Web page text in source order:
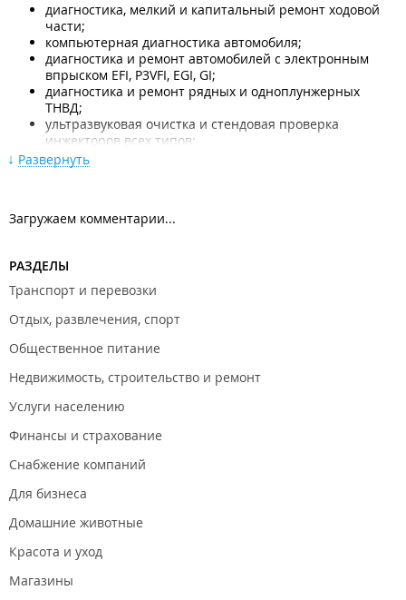
диагностика, мелкий и капитальный ремонт ходовой
части;
компьютерная диагностика автомобиля;
диагностика и ремонт автомобилей с электронным
впрыском EFI, P3VFI, EGI, GI;
диагностика и ремонт рядных и одноплунжерных
ТНВД;
ультразвуковая очистка и стендовая проверка
инжекторов всех типов;
ремонт бензиновых и дизельных двигателей;
диагностика, мелкий и капитальный ремонт ходовой
замена ремней ГРМ и ремней навесного
ремонт генераторов, стартеров, электротехнические
работы;
замена масел и технических жидкостей на стендах;
установка автосигнализаций, аудио и видео
диагностика и заправка автокондиционеров стендом;
Развернуть
Загружаем комментарии...
РАЗДЕЛЫ
Транспорт и перевозки
Отдых, развлечения, спорт
Общественное питание
Недвижимость, строительство и ремонт
Услуги населению
Финансы и страхование
Снабжение компаний
Для бизнеса
Домашние животные
Красота и уход
Магазины